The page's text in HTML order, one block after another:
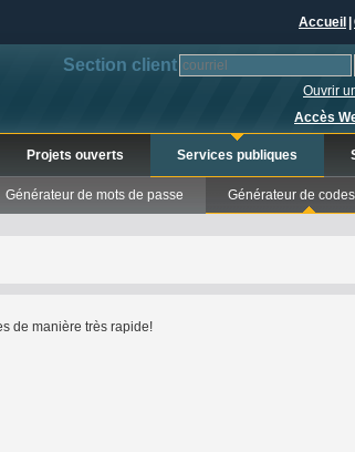
Accueil
Section client
Ouvrir
Accès
Projets ouverts Services publiques
Générateur de mots de passe Générateur de
de manière très rapide!